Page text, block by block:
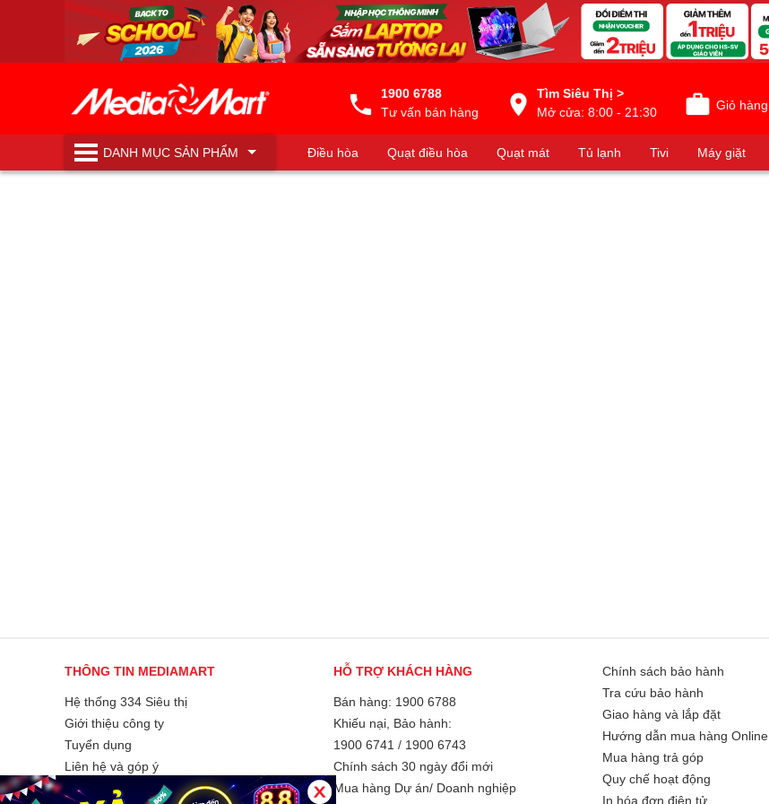
1900 6788
Tư vấn bán hàng
Tìm Siêu Thị >
Mở cửa: 8:00 - 21:30
Giỏ hàng
DANH MỤCSẢN PHẨM Điều hòa Quạt điều hòa Quạt mát Tủ lạnh Tivi Máy giặt
Máy lọc nước
THÔNG TIN MEDIAMART
Hệ thống 334 Siêu thị
Giới thiệu công ty
Tuyển dụng
Liên hệ và góp ý
Phương thức thanh toán
HỖ TRỢ KHÁCH HÀNG
Bán hàng: 1900 6788
Khiếu nại, Bảo hành:
1900 6741 / 1900 6743
Chính sách 30 ngày đổi mới
Mua hàng Dự án/ Doanh nghiệp
Chính sách bảo hành
Tra cứu bảo hành
Giao hàng và lắp đặt
Hướng dẫn mua hàng Online
Mua hàng trả góp
Quy chế hoạt động
In hóa đơn điện tử